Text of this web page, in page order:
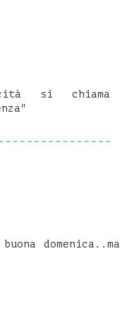
si chiama
domenica..ma